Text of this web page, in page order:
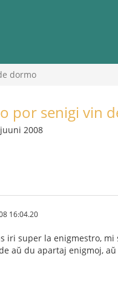
dormo
por senigi vin
2008
16:04.20
iri super la enigmestro,
aŭ du apartaj enigmoj,